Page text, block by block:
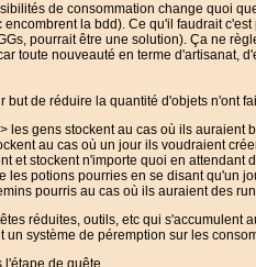
de consommation change quoi
la bdd). Ce qu'il faudrait
pourrait être une solution). Ça ne
toute nouveauté en terme
de réduire la quantité d'objets n'ont
les gens stockent au cas où ils auraient
au cas où un jour ils voudraient
et stockent n'importe quoi en attendant
les potions pourries en se disant qu'un
pourris au cas où ils auraient des
réduites, outils, etc qui
système de péremption sur les
l'étape de quête